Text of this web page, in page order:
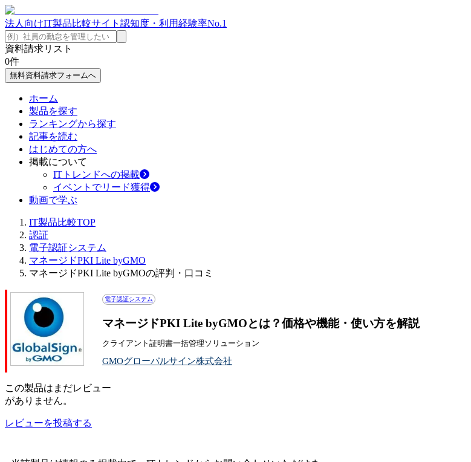
法人向けIT製品比較サイト 認知度・利用経験率No.1
資料請求リスト
0件
無料資料請求フォームへ
ホーム
製品を探す
ランキングから探す
記事を読む
はじめての方へ
掲載について
ITトレンドへの掲載
イベントでリード獲得
動画で学ぶ
IT製品比較TOP
認証
電子認証システム
マネージドPKI Lite byGMO
マネージドPKI Lite byGMOの評判・口コミ
電子認証システム
マネージドPKI Lite byGMOとは？価格や機能・使い方を解説
クライアント証明書一括管理ソリューション
GMOグローバルサイン株式会社
この製品はまだレビュー
がありません。
レビューを投稿する